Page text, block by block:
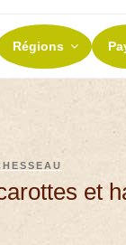
de nos
Régions
et